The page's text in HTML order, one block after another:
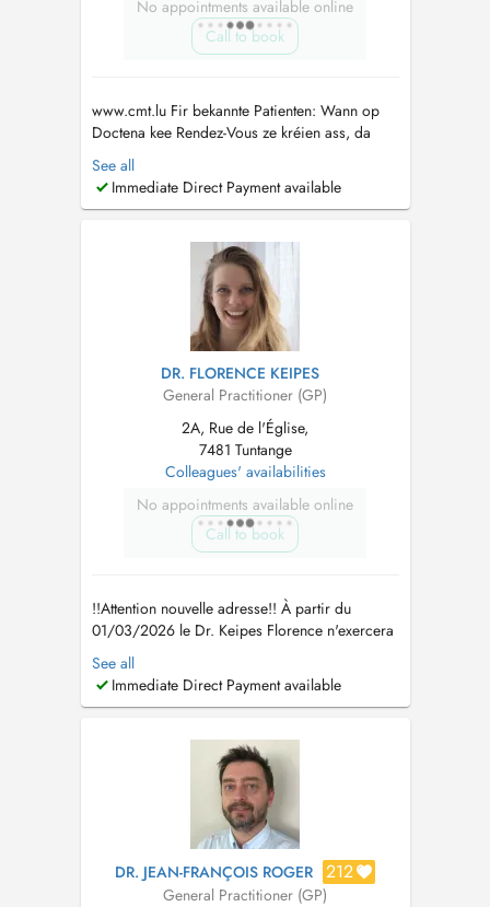
No appointments available online
Call to book
www.cmt.lu Fir bekannte Patienten: Wann op
Doctena kee Rendez-Vous ze kréien ass, da
rufft eis gären un. Pour patients connus: Si
vous ne trouvez pas de rendez-vous sur
Doctena, n'hésitez pas de nous appeler....
See all
Immediate Direct Payment available
DR. FLORENCE KEIPES
General Practitioner (GP)
2A, Rue de l'Église,
7481 Tuntange
Colleagues' availabilities
No appointments available online
Call to book
!!Attention nouvelle adresse!! À partir du
01/03/2026 le Dr. Keipes Florence n'exercera
plus au Cabinet Médical Steinsel, mais au
Centre Médical Tënten 2A, rue de l'Eglise L
7481 Tuntange Tel : 26 39 63 Fax : 26 39 63
remplace également le...
See all
Immediate Direct Payment available
DR. JEAN-FRANÇOIS ROGER 212
General Practitioner (GP)